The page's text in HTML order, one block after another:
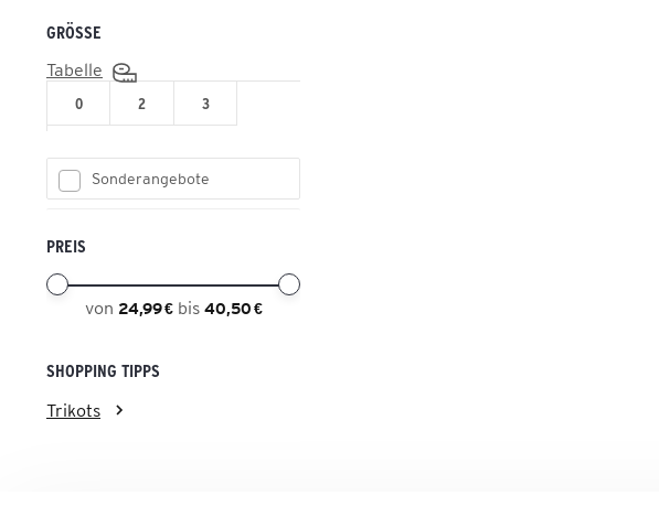
GRÖSSE
Tabelle
0 2 3
Sonderangebote
PREIS
von 24,99 € bis 40,50 €
SHOPPING TIPPS
Trikots